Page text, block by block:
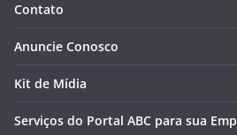
Contato
Anuncie Conosco
Kit de Mídia
Serviços do Portal ABC para sua